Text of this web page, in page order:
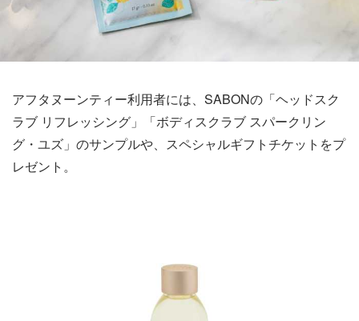
アフタヌーンティー利用者には、SABONの「ヘッドスク
ラブ リフレッシング」「ボディスクラブ スパークリン
グ・ユズ」のサンプルや、スペシャルギフトチケットをプ
レゼント。